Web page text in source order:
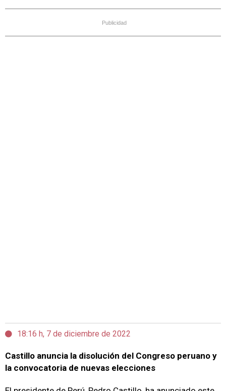
Publicidad
18:16 h, 7 de diciembre de 2022
Castillo anuncia la disolución del Congreso peruano y
la convocatoria de nuevas elecciones